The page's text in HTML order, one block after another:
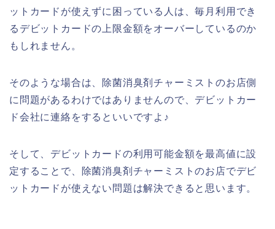
ットカードが使えずに困っている人は、毎月利用でき
るデビットカードの上限金額をオーバーしているのか
もしれません。
そのような場合は、除菌消臭剤チャーミストのお店側
に問題があるわけではありませんので、デビットカー
ド会社に連絡をするといいですよ♪
そして、デビットカードの利用可能金額を最高値に設
定することで、除菌消臭剤チャーミストのお店でデビ
ットカードが使えない問題は解決できると思います。